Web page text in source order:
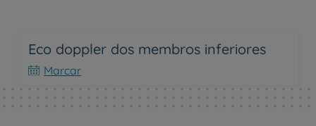
Eco doppler dos membros inferiores
Marcar